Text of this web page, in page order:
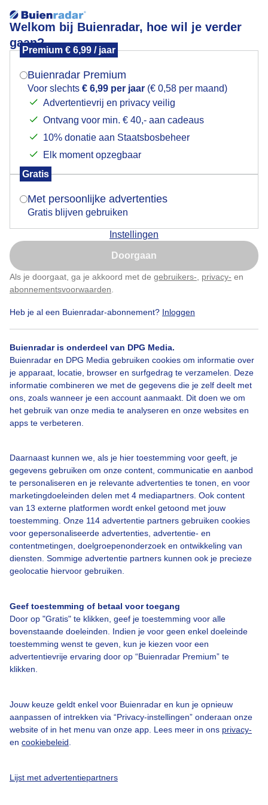
Welkom bij Buienradar, hoe wil je verder
gaan?
Premium € 6,99 / jaar
Buienradar Premium
Voor slechts € 6,99 per jaar (€ 0,58 per maand)
Advertentievrij en privacy veilig
Ontvang voor min. € 40,- aan cadeaus
10% donatie aan Staatsbosbeheer
Elk moment opzegbaar
Gratis
Met persoonlijke advertenties
Gratis blijven gebruiken
Instellingen
Doorgaan
Als je doorgaat, ga je akkoord met de gebruikers- privacy- en
abonnementsvoorwaarden
Heb je al een Buienradar-abonnement? Inloggen
Buienradar is onderdeel van DPG Media.
Buienradar en DPG Media gebruiken cookies om informatie over
je apparaat, locatie, browser en surfgedrag te verzamelen. Deze
informatie combineren we met de gegevens die je zelf deelt met
ons, zoals wanneer je een account aanmaakt. Dit doen we om
het gebruik van onze media te analyseren en onze websites en
apps te verbeteren.
Daarnaast kunnen we, als je hier toestemming voor geeft, je
gegevens gebruiken om onze content, communicatie en aanbod
te personaliseren en je relevante advertenties te tonen, en voor
marketingdoeleinden delen met 4 mediapartners. Ook content
van 13 externe platformen wordt enkel getoond met jouw
toestemming. Onze 114 advertentie partners gebruiken cookies
voor gepersonaliseerde advertenties, advertentie- en
contentmetingen, doelgroepenonderzoek en ontwikkeling van
diensten. Sommige advertentie partners kunnen ook je precieze
geolocatie hiervoor gebruiken.
Geef toestemming of betaal voor toegang
Door op "Gratis" te klikken, geef je toestemming voor alle
bovenstaande doeleinden. Indien je voor geen enkel doeleinde
toestemming wenst te geven, kun je kiezen voor een
advertentievrije ervaring door op “Buienradar Premium” te
klikken.
Jouw keuze geldt enkel voor Buienradar en kun je opnieuw
aanpassen of intrekken via “Privacy-instellingen” onderaan onze
website of in het menu van onze app. Lees meer in ons privacy-
en cookiebeleid
Lijst met advertentiepartners
IJskoude ochtend
IJskoude ochtendwandeling IJskoude ochtend
IJskoude wind IJskoud Koud Wind
Gevoelstemperatuur
Ijskoudewind Gevoelstemperatuur
Een moment geduld aub...
Over Buienradar
Bedrijfsgegevens
Veelgestelde vragen
Toegankelijkheid
Gebruikersvoorwaarden
Adverteren
Privacy beleid
Mogen we je locatie gebruiken voor het
Indien je hier nog geen akkoord op hebt gegeven,
verschijnt er zo een pop-up uit je browser waarin
Is goed, toon de popup
Nu niet, misschien later
Klik hierom dit aan te passen